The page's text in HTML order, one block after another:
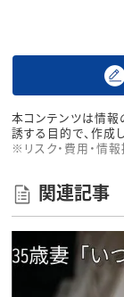
本コンテンツは情報
誘する目的で、作成
※リスク・費用・情
関連記事